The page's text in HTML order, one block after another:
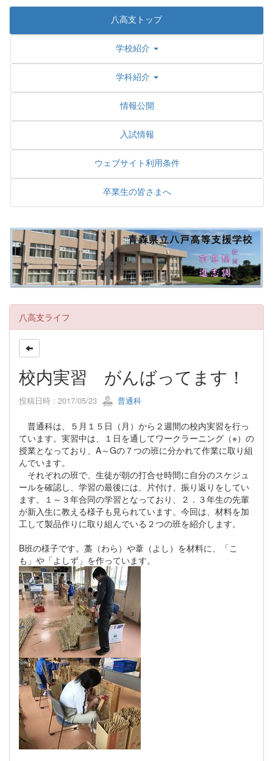
八高支トップ
学校紹介
学科紹介
情報公開
入試情報
ウェブサイト利用条件
卒業生の皆さまへ
八高支ライフ
校内実習 がんばってます！
投稿日時 : 2017/05/23 普通科
普通科は、５月１５日（月）から２週間の校内実習を行っ
ています。実習中は、１日を通してワークラーニング（※）の
授業となっており、A～Gの７つの班に分かれて作業に取り組
んでいます。
それぞれの班で、生徒が朝の打合せ時間に自分のスケジュ
ールを確認し、学習の最後には、片付け、振り返りをしてい
ます。１～３年合同の学習となっており、２．３年生の先輩
が新入生に教える様子も見られています。今回は、材料を加
工して製品作りに取り組んでいる２つの班を紹介します。
B班の様子です。藁（わら）や葦（よし）を材料に、「こ
も」や「よしず」を作っています。